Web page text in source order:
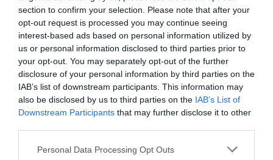
section to confirm your selection. Please note that after your
opt-out request is processed you may continue seeing
interest-based ads based on personal information utilized by
us or personal information disclosed to third parties prior to
your opt-out. You may separately opt-out of the further
disclosure of your personal information by third parties on the
IAB’s list of downstream participants. This information may
also be disclosed by us to third parties on the IAB’s List of
Downstream Participants that may further disclose it to other
Personal Data Processing Opt Outs